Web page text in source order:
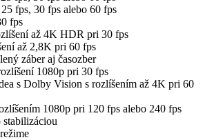
fps, 30 fps alebo 60 fps
fps
až 4K HDR pri 30 fps
až 2,8K pri 60 fps
záber aj časozber
1080p pri 30 fps
s Dolby Vision s rozlíšením až 4K pri 60
1080p pri 120 fps alebo 240 fps
stabilizáciou